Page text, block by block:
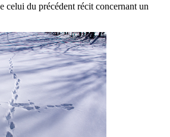
celui du précédent récit concernant un